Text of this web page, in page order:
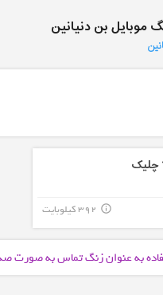
موبایل بن دنیانین
چلیک
392 کیلوبایت info_outline
به عنوان زنگ تماس به صورت